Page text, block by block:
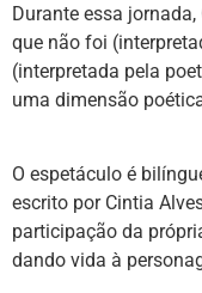
Durante essa
que não foi
(interpretada pela
uma dimensão
O espetáculo é
escrito por Cintia
participação da
dando vida à